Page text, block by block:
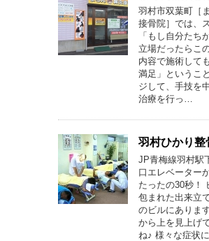
羽村市双葉町［
接骨院］では、
「もし自分たち
立場だったらこ
内容で施術して
満足」というこ
ジして、手技を
治療を行っ…
羽村ひかり整
JP青梅線羽村駅
口エレベーター
たったの30秒！
包まれた出来立
のビルにありま
から上を見上げ
ね♪ 様々な症状